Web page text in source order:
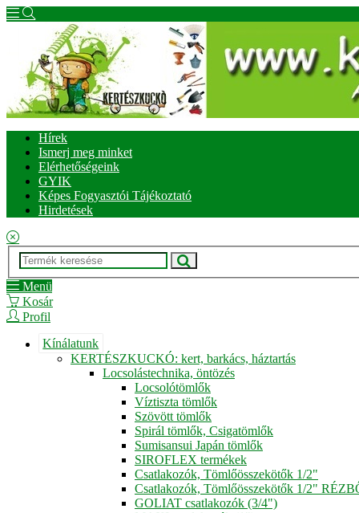
Hírek
Ismerj meg minket
Elérhetőségeink
GYIK
Képes Fogyasztói Tájékoztató
Hirdetések
Menü
Kosár
Profil
Kínálatunk
KERTÉSZKUCKÓ: kert, barkács, háztartás
Locsolástechnika, öntözés
Locsolótömlők
Víztiszta tömlők
Szövött tömlők
Spirál tömlők, Csigatömlők
Sumisansui Japán tömlők
SIROFLEX termékek
Csatlakozók, Tömlőösszekötők 1/2"
Csatlakozók, Tömlőösszekötők 1/2"
GOLIAT csatlakozók (3/4")